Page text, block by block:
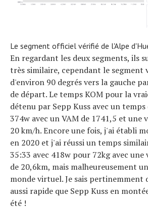
Le segment officiel vérifié de l'Alpe
En regardant les deux segments, ils
très similaire, cependant le
d'environ 90 degrés vers la gauche
de départ. Le temps KOM pour la
détenu par Sepp Kuss avec un temps
374w avec un VAM de 1741,5 et une
20 km/h. Encore une fois, j'ai établi
en 2020 et j'ai réussi un temps
35:33 avec 418w pour 72kg avec une
de 20,6km, mais malheureusement
monde virtuel. Je sais pertinemment
aussi rapide que Sepp Kuss en
été !